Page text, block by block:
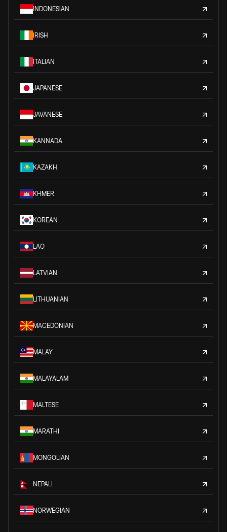
INDONESIAN
IRISH
ITALIAN
JAPANESE
JAVANESE
KANNADA
KAZAKH
KHMER
KOREAN
LAO
LATVIAN
LITHUANIAN
MACEDONIAN
MALAY
MALAYALAM
MALTESE
MARATHI
MONGOLIAN
NEPALI
NORWEGIAN